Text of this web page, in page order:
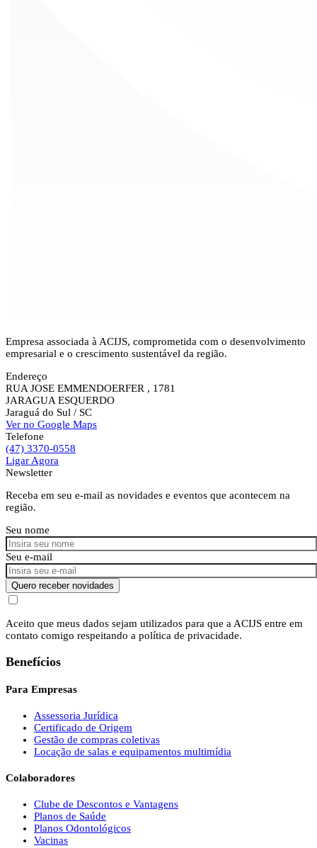
Empresa associada à ACIJS, comprometida com o desenvolvimento
empresarial e o crescimento sustentável da região.
Endereço
RUA JOSE EMMENDOERFER , 1781
JARAGUA ESQUERDO
Jaraguá do Sul / SC
Ver no Google Maps
Telefone
(47) 3370-0558
Ligar Agora
Newsletter
Receba em seu e-mail as novidades e eventos que acontecem na
região.
Seu nome
Seu e-mail
Quero receber novidades
Aceito que meus dados sejam utilizados para que a ACIJS entre em
contato comigo respeitando a política de privacidade.
Benefícios
Para Empresas
Assessoria Jurídica
Certificado de Origem
Gestão de compras coletivas
Locação de salas e equipamentos multimídia
Colaboradores
Clube de Descontos e Vantagens
Planos de Saúde
Planos Odontológicos
Vacinas